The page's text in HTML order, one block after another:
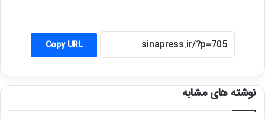
Copy URL
نوشته های مشابه